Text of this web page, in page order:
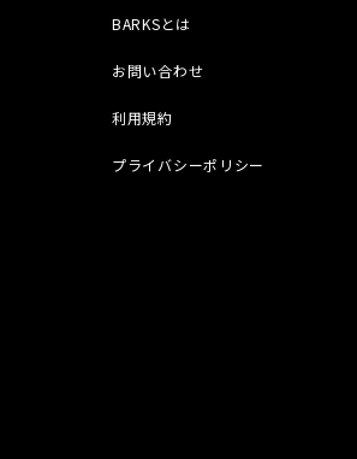
BARKSとは
お問い合わせ
利用規約
プライバシーポリシー